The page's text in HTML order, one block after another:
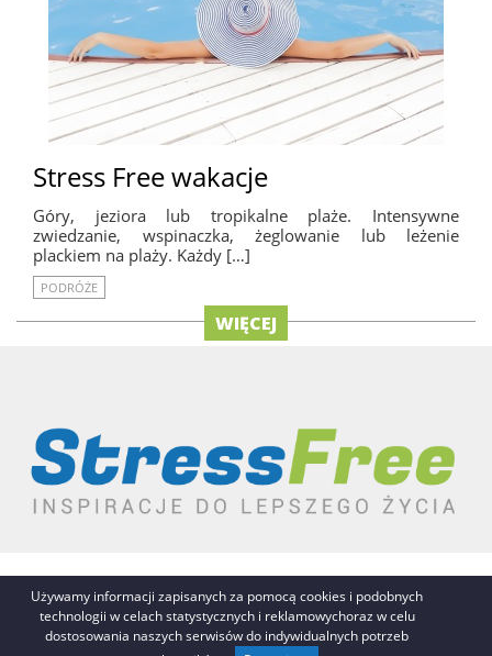
Stress Free wakacje
Góry, jeziora lub tropikalne plaże. Intensywne
zwiedzanie, wspinaczka, żeglowanie lub leżenie
plackiem na plaży. Każdy […]
PODRÓŻE
WIĘCEJ
REKLAMA AUTORZY
O NAS / KONTAKT
POLITYKA PRYWATNOŚCI
RSS NA GÓRĘ STRONY
Używamy informacji zapisanych za pomocą cookies i podobnych
technologii w celach statystycznych i reklamowychoraz w celu
dostosowania naszych serwisów do indywidualnych potrzeb